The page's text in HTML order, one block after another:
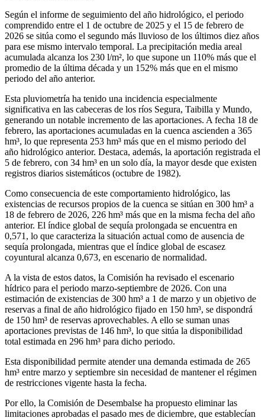
Según el informe de seguimiento del año hidrológico, el periodo
comprendido entre el 1 de octubre de 2025 y el 15 de febrero de
2026 se sitúa como el segundo más lluvioso de los últimos diez años
para ese mismo intervalo temporal. La precipitación media areal
acumulada alcanza los 230 l/m², lo que supone un 110% más que el
promedio de la última década y un 152% más que en el mismo
periodo del año anterior.
Esta pluviometría ha tenido una incidencia especialmente
significativa en las cabeceras de los ríos Segura, Taibilla y Mundo,
generando un notable incremento de las aportaciones. A fecha 18 de
febrero, las aportaciones acumuladas en la cuenca ascienden a 365
hm³, lo que representa 253 hm³ más que en el mismo periodo del
año hidrológico anterior. Destaca, además, la aportación registrada el
5 de febrero, con 34 hm³ en un solo día, la mayor desde que existen
registros diarios sistemáticos (octubre de 1982).
Como consecuencia de este comportamiento hidrológico, las
existencias de recursos propios de la cuenca se sitúan en 300 hm³ a
18 de febrero de 2026, 226 hm³ más que en la misma fecha del año
anterior. El índice global de sequía prolongada se encuentra en
0,571, lo que caracteriza la situación actual como de ausencia de
sequía prolongada, mientras que el índice global de escasez
coyuntural alcanza 0,673, en escenario de normalidad.
A la vista de estos datos, la Comisión ha revisado el escenario
hídrico para el periodo marzo-septiembre de 2026. Con una
estimación de existencias de 300 hm³ a 1 de marzo y un objetivo de
reservas a final de año hidrológico fijado en 150 hm³, se dispondrá
de 150 hm³ de reservas aprovechables. A ello se suman unas
aportaciones previstas de 146 hm³, lo que sitúa la disponibilidad
total estimada en 296 hm³ para dicho periodo.
Esta disponibilidad permite atender una demanda estimada de 265
hm³ entre marzo y septiembre sin necesidad de mantener el régimen
de restricciones vigente hasta la fecha.
Por ello, la Comisión de Desembalse ha propuesto eliminar las
limitaciones aprobadas el pasado mes de diciembre, que establecían